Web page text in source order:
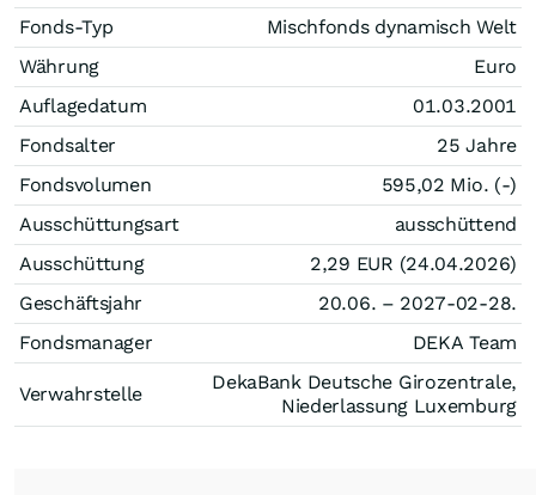
Fonds-Typ
Mischfonds dynamisch Welt
Währung
Euro
Auflagedatum
01.03.2001
Fondsalter
25 Jahre
Fondsvolumen
595,02 Mio. (-)
Ausschüttungsart
ausschüttend
Ausschüttung
2,29 EUR (24.04.2026)
Geschäftsjahr
20.06. – 2027-02-28.
Fondsmanager
DEKA Team
Verwahrstelle
DekaBank Deutsche Girozentrale,
Niederlassung Luxemburg